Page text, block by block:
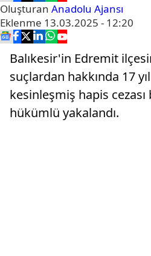
Oluşturan Anadolu Ajansı
Eklenme 13.03.2025 - 12:20
Balıkesir'in Edremit
suçlardan hakkında 17
kesinleşmiş hapis
hükümlü yakalandı.